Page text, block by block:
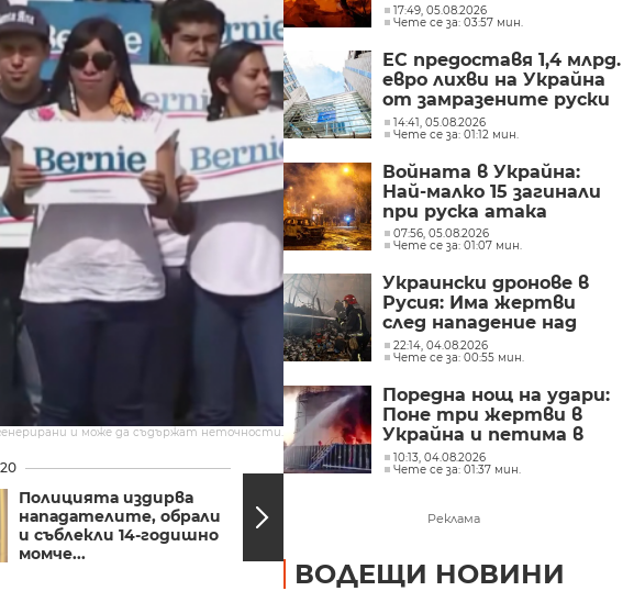
и може да съдържат неточности.
Полицията издирва
нападателите, обрали
и съблекли 14-годишно
момче...
07:56, 22.02.2020
на 48-годишния мъж
17:49, 05.08.2026
Чете се за: 03:57 мин.
ЕС предоставя 1,4 млрд.
евро лихви на Украйна
от замразените руски
активи
14:41, 05.08.2026
Чете се за: 01:12 мин.
Войната в Украйна:
Най-малко 15 загинали
при руска атака
07:56, 05.08.2026
Чете се за: 01:07 мин.
Украински дронове в
Русия: Има жертви
след нападение над
складове
22:14, 04.08.2026
Чете се за: 00:55 мин.
Поредна нощ на удари:
Поне три жертви в
Украйна и петима в
Русия
10:13, 04.08.2026
Чете се за: 01:37 мин.
Реклама
ВОДЕЩИ НОВИНИ